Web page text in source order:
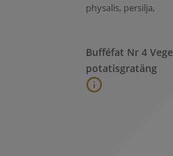
physalis, persilja,
Bufféfat Nr 4
potatisgratäng